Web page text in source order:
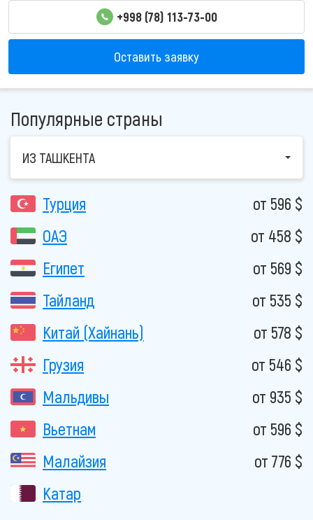
+998 (78) 113-73-00
Оставить заявку
Популярные страны
ИЗ ТАШКЕНТА
Турция
от 596 $
ОАЭ
от 458 $
Египет
от 569 $
Тайланд
от 535 $
Китай (Хайнань)
от 578 $
Грузия
от 546 $
Мальдивы
от 935 $
Вьетнам
от 596 $
Малайзия
от 776 $
Катар